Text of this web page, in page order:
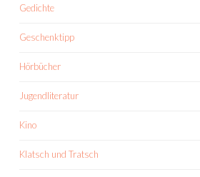
Gedichte
Geschenktipp
Hörbücher
Jugendliteratur
Kino
Klatsch und Tratsch